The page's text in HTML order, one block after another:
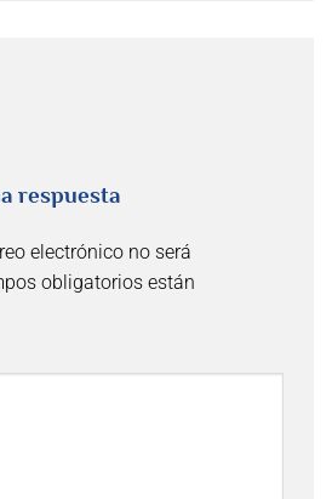
respuesta
electrónico no será
obligatorios están